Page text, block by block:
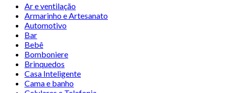
Ar e ventilação
Armarinho e Artesanato
Automotivo
Bar
Bebê
Bomboniere
Brinquedos
Casa Inteligente
Cama e banho